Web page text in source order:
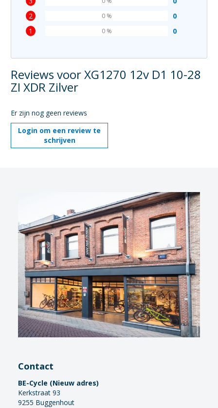
2 0
0 %
1 0
0 %
Reviews voor XG1270 12v D1 10-28
ZI XDR Zilver
Er zijn nog geen reviews
Login om een review te
schrijven
Contact
BE-Cycle (Nieuw adres)
Kerkstraat 93
9255 Buggenhout